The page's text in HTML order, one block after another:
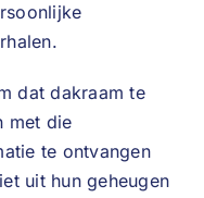
dat dakraam te
met die
te ontvangen
uit hun geheugen